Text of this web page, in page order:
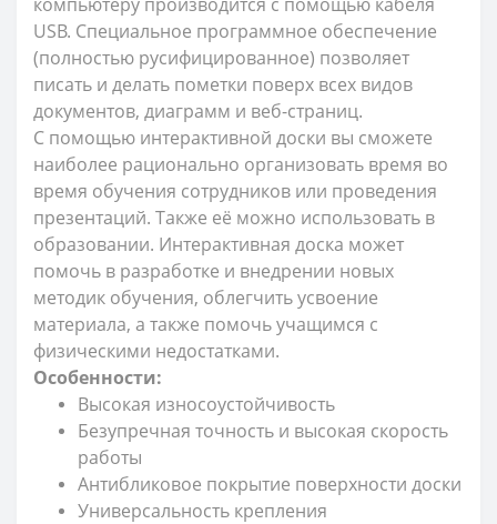
USB. Специальное программное обеспечение
(полностью русифицированное) позволяет
писать и делать пометки поверх всех видов
документов, диаграмм и веб-страниц.
С помощью интерактивной доски вы сможете
наиболее рационально организовать время во
время обучения сотрудников или проведения
презентаций. Также её можно использовать в
образовании. Интерактивная доска может
помочь в разработке и внедрении новых
методик обучения, облегчить усвоение
материала, а также помочь учащимся с
физическими недостатками.
Особенности:
Высокая износоустойчивость
Безупречная точность и высокая скорость
работы
Антибликовое покрытие поверхности доски
Универсальность крепления